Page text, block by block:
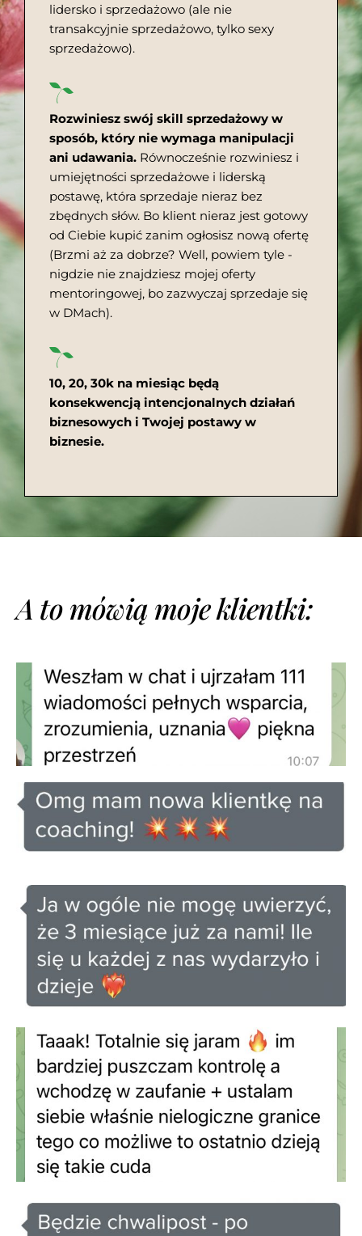
lidersko i sprzedażowo (ale nie
transakcyjnie sprzedażowo, tylko sexy
sprzedażowo).
Rozwiniesz swój skill sprzedażowy w
sposób, który nie wymaga manipulacji
ani udawania. Równocześnie rozwiniesz i
umiejętności sprzedażowe i liderską
postawę, która sprzedaje nieraz bez
zbędnych słów. Bo klient nieraz jest gotowy
od Ciebie kupić zanim ogłosisz nową ofertę
(Brzmi aż za dobrze? Well, powiem tyle -
nigdzie nie znajdziesz mojej oferty
mentoringowej, bo zazwyczaj sprzedaje się
w DMach).
10, 20, 30k na miesiąc będą
konsekwencją intencjonalnych działań
biznesowych i Twojej postawy w
biznesie.
A to mówią moje klientki: